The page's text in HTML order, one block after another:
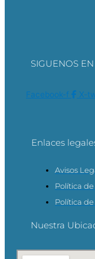
SIGUENOS EN
Facebook-f X-
Enlaces
Avisos
Política
Política
Nuestra